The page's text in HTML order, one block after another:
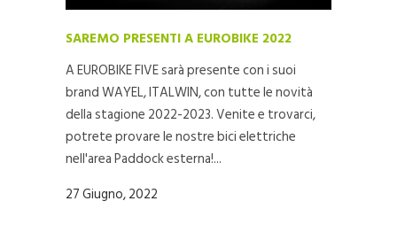
SAREMO PRESENTI A EUROBIKE 2022
A EUROBIKE FIVE sarà presente con i suoi
brand WAYEL, ITALWIN, con tutte le novità
della stagione 2022-2023. Venite e trovarci,
potrete provare le nostre bici elettriche
nell'area Paddock esterna!...
27 Giugno, 2022